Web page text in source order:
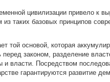
цивилизации привело к
таких базовых принципов
той основой, которая
перед законом, разделение
власти. Посредством
гарантируются развитие